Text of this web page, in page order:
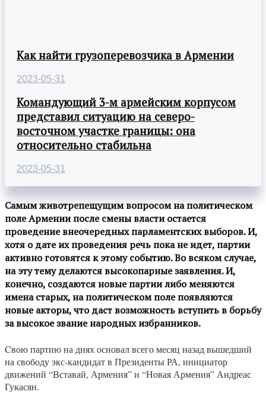
Как найти грузоперевозчика в Армении
2023-05-31
Командующий 3-м армейским корпусом
представил ситуацию на северо-
восточном участке границы: она
относительно стабильна
2023-05-31
Самым животрепещущим вопросом на политическом
поле Армении после смены власти остается
проведение внеочередных парламентских выборов. И,
хотя о дате их проведения речь пока не идет, партии
активно готовятся к этому событию. Во всяком случае,
на эту тему делаются высокопарные заявления. И,
конечно, создаются новые партии либо меняются
имена старых, на политическом поле появляются
новые акторы, что даст возможность вступить в борьбу
за высокое звание народных избранников.
Cвою партию на днях основал всего месяц назад вышедший
на свободу экс-кандидат в Президенты РА, инициатор
движений “Вставай, Армения” и “Новая Армения” Андреас
Гукасян.